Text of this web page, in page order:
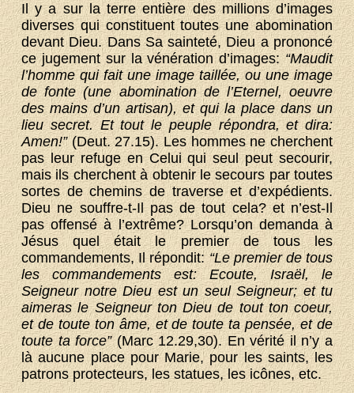
Il y a sur la terre entière des millions d’images
diverses qui constituent toutes une abomination
devant Dieu. Dans Sa sainteté, Dieu a prononcé
ce jugement sur la vénération d’images:“Maudit
l’homme qui fait une image taillée, ou une image
de fonte (une abomination de l’Eternel, oeuvre
des mains d’un artisan), et qui la place dans un
lieu secret. Et tout le peuple répondra, et dira:
Amen!”(Deut. 27.15). Les hommes ne cherchent
pas leur refuge en Celui qui seul peut secourir,
mais ils cherchent à obtenir le secours par toutes
sortes de chemins de traverse et d’expédients.
Dieu ne souffre-t-Il pas de tout cela? et n’est-Il
pas offensé à l’extrême? Lorsqu’on demanda à
Jésus quel était le premier de tous les
commandements, Il répondit:“Le premier de tous
les commandements est: Ecoute, Israël, le
Seigneur notre Dieu est un seul Seigneur; et tu
aimeras le Seigneur ton Dieu de tout ton coeur,
et de toute ton âme, et de toute ta pensée, et de
toute ta force”(Marc 12.29,30). En vérité il n’y a
là aucune place pour Marie, pour les saints, les
patrons protecteurs, les statues, les icônes, etc.